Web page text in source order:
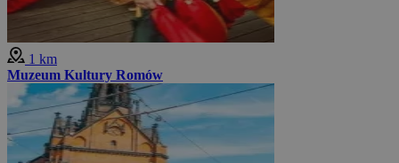
1 km
Muzeum Kultury Romów